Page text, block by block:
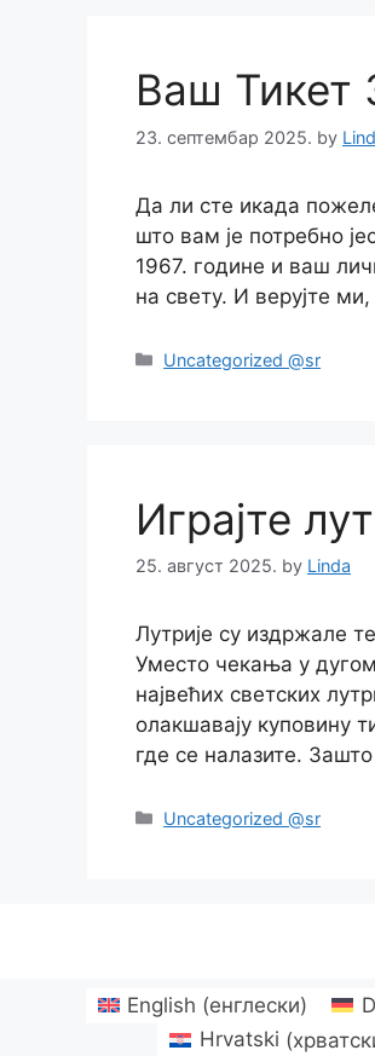
Ваш Тикет
23. септембар 2025. by
Да ли сте икада
што вам је потребно
1967. године и ваш
на свету. И верујте
Categories
Uncategorized @sr
Играјте
25. август 2025. by Linda
Лутрије су издржале
Уместо чекања у
највећих светских
олакшавају куповину
где се налазите.
Categories
Uncategorized @sr
English (енглески)
Hrvatski (